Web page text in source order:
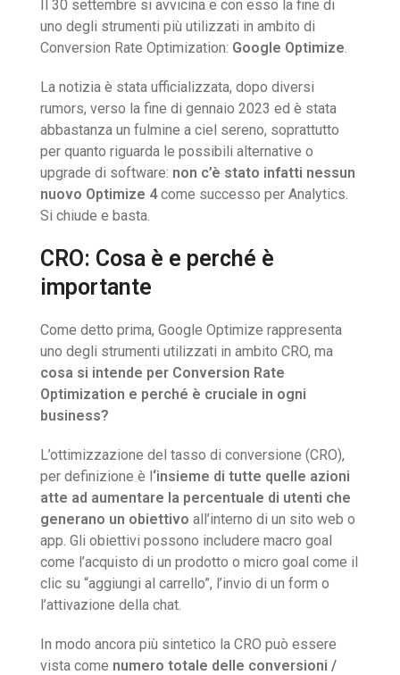
Il 30 settembre si avvicina e con esso la fine di
uno degli strumenti più utilizzati in ambito di
Conversion Rate Optimization: Google Optimize
La notizia è stata ufficializzata, dopo diversi
rumors, verso la fine di gennaio 2023 ed è stata
abbastanza un fulmine a ciel sereno, soprattutto
per quanto riguarda le possibili alternative o
upgrade di software: non c’è stato infatti nessun
nuovo Optimize 4come successo per Analytics.
Si chiude e basta.
CRO: Cosa è e perché è
importante
Come detto prima, Google Optimize rappresenta
uno degli strumenti utilizzati in ambito CRO, ma
cosa si intende per Conversion Rate
Optimization e perché è cruciale in ogni
business?
L’ottimizzazione del tasso di conversione (CRO),
per definizione è l‘insieme di tutte quelle azioni
atte ad aumentare la percentuale di utenti che
generano un obiettivo all’interno di un sito web o
app. Gli obiettivi possono includere macro goal
come l’acquisto di un prodotto o micro goal come il
clic su “aggiungi al carrello”, l’invio di un form o
l’attivazione della chat.
In modo ancora più sintetico la CRO può essere
vista come numero totale delle conversioni /